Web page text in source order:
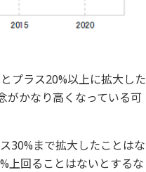
プラス20%以上に拡大した
がかなり高くなっている可
30%まで拡大したことはな
上回ることはないとするな